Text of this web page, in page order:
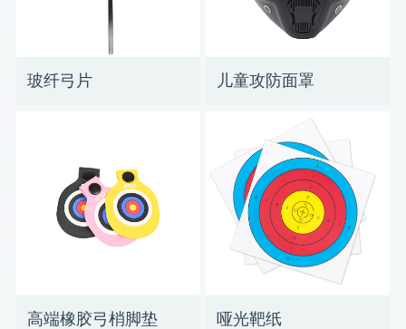
玻纤弓片 儿童攻防面罩
高端橡胶弓梢脚垫 哑光靶纸